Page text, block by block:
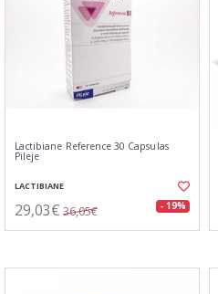
Lactibiane Reference 30 Capsulas
Pileje
LACTIBIANE
29,03€ 36,05€ - 19%